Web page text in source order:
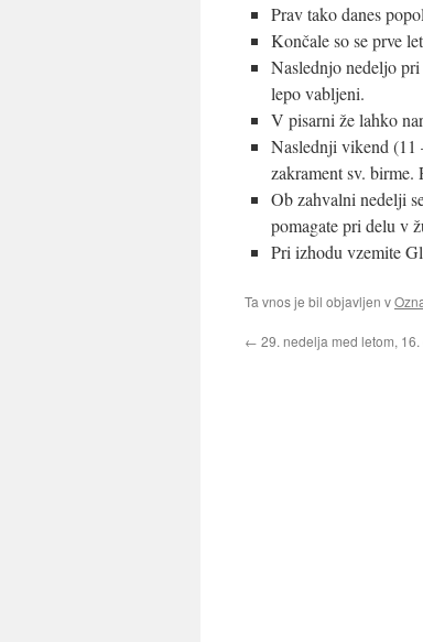
Prav tako danes
Končale so se prve
Naslednjo nedeljo
lepo vabljeni.
V pisarni že lahko
Naslednji vikend (11
zakrament sv.
Ob zahvalni nedelji
pomagate pri delu v
Pri izhodu vzemite
Ta vnos je bil objavljen v
← 29. nedelja med letom,